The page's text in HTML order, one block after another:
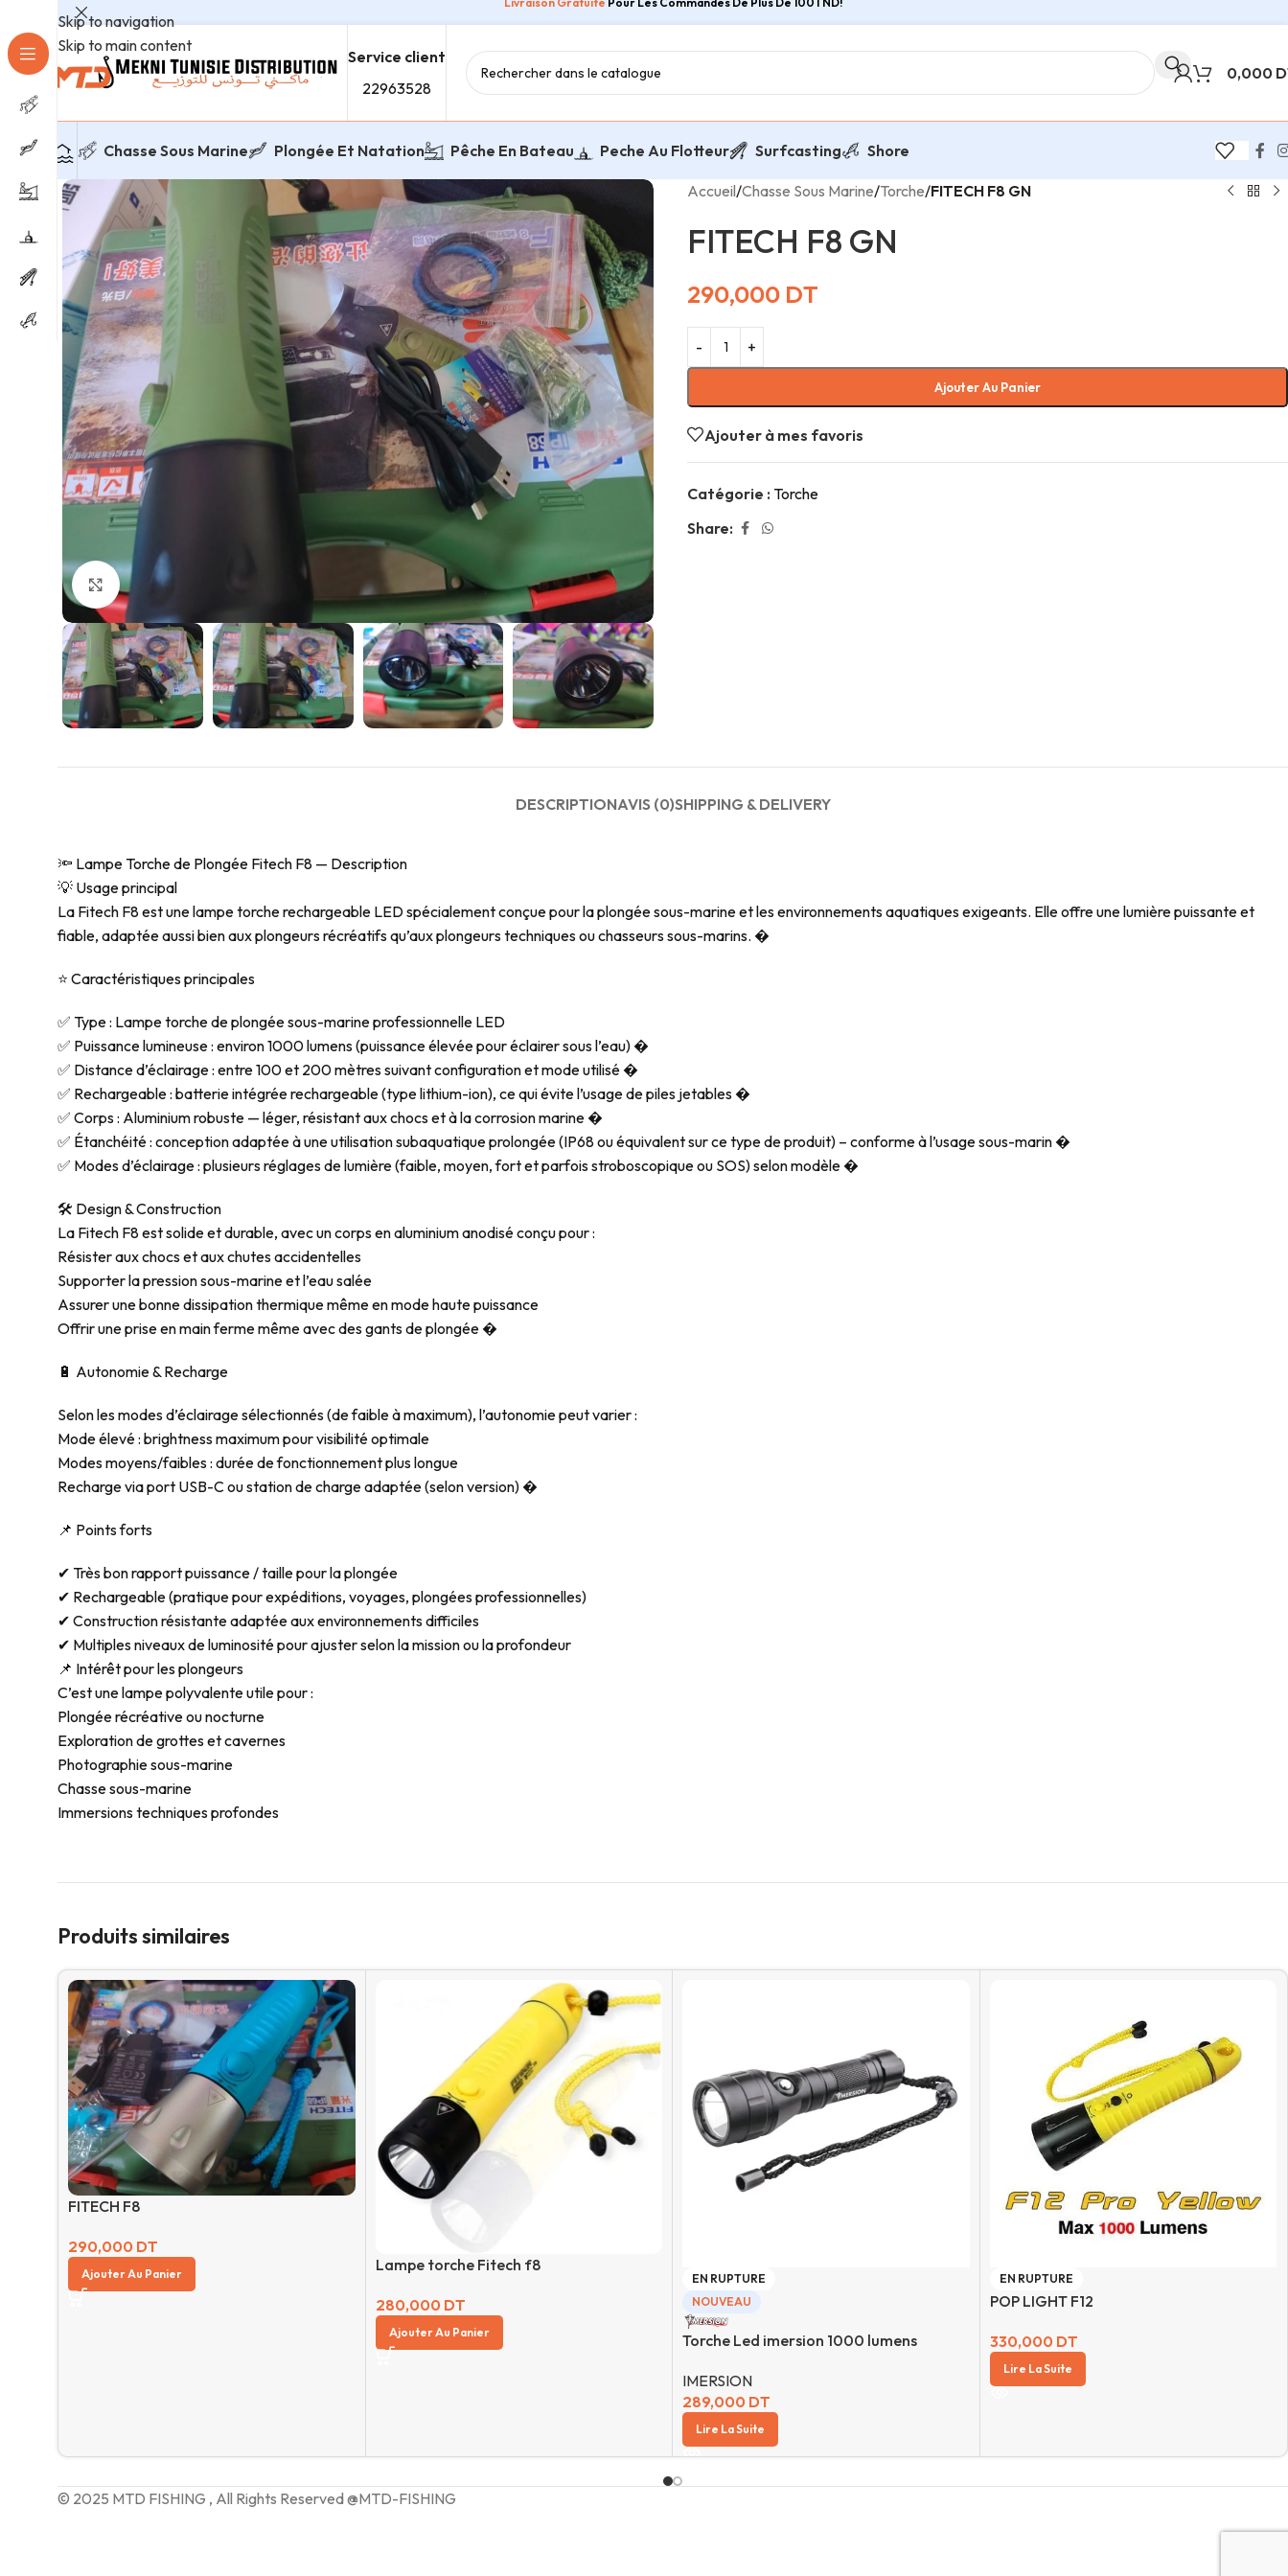
Skip to navigation
Skip to main content
Service client
22963528
0,000
Chasse Sous Marine Plongée Et Natation Pêche En Bateau Peche Au Flotteur Surfcasting Shore
Agrandir
Accueil/Chasse Sous Marine/Torche/FITECH F8 GN
FITECH F8 GN
290,000 DT
Ajouter Au Panier
Ajouter à mes favoris
Catégorie : Torche
Share:
DESCRIPTIONAVIS (0)SHIPPING & DELIVERY
🔦 Lampe Torche de Plongée Fitech F8 — Description
💡 Usage principal
La Fitech F8 est une lampe torche rechargeable LED spécialement conçue pour la plongée sous-marine et les environnements aquatiques exigeants. Elle offre une lumière puissante et
fiable, adaptée aussi bien aux plongeurs récréatifs qu’aux plongeurs techniques ou chasseurs sous-marins. �
⭐ Caractéristiques principales
✅ Type : Lampe torche de plongée sous-marine professionnelle LED
✅ Puissance lumineuse : environ 1000 lumens (puissance élevée pour éclairer sous l’eau) �
✅ Distance d’éclairage : entre 100 et 200 mètres suivant configuration et mode utilisé �
✅ Rechargeable : batterie intégrée rechargeable (type lithium-ion), ce qui évite l’usage de piles jetables �
✅ Corps : Aluminium robuste — léger, résistant aux chocs et à la corrosion marine �
✅ Étanchéité : conception adaptée à une utilisation subaquatique prolongée (IP68 ou équivalent sur ce type de produit) – conforme à l’usage sous-marin �
✅ Modes d’éclairage : plusieurs réglages de lumière (faible, moyen, fort et parfois stroboscopique ou SOS) selon modèle �
🛠️ Design & Construction
La Fitech F8 est solide et durable, avec un corps en aluminium anodisé conçu pour :
Résister aux chocs et aux chutes accidentelles
Supporter la pression sous-marine et l’eau salée
Assurer une bonne dissipation thermique même en mode haute puissance
Offrir une prise en main ferme même avec des gants de plongée �
🔋 Autonomie & Recharge
Selon les modes d’éclairage sélectionnés (de faible à maximum), l’autonomie peut varier :
Mode élevé : brightness maximum pour visibilité optimale
Modes moyens/faibles : durée de fonctionnement plus longue
Recharge via port USB-C ou station de charge adaptée (selon version) �
📌 Points forts
✔ Très bon rapport puissance / taille pour la plongée
✔ Rechargeable (pratique pour expéditions, voyages, plongées professionnelles)
✔ Construction résistante adaptée aux environnements difficiles
✔ Multiples niveaux de luminosité pour ajuster selon la mission ou la profondeur
📌 Intérêt pour les plongeurs
C’est une lampe polyvalente utile pour :
Plongée récréative ou nocturne
Exploration de grottes et cavernes
Photographie sous-marine
Chasse sous-marine
Immersions techniques profondes
Produits similaires
FITECH F8
290,000 DT
Ajouter Au Panier Lampe torche Fitech f8
280,000 DT
Ajouter Au Panier
EN RUPTURE
NOUVEAU
Torche Led imersion 1000 lumens
IMERSION
289,000 DT
Lire La Suite
EN RUPTURE
POP LIGHT F12
330,000 DT
Lire La Suite
© 2025 MTD FISHING , All Rights Reserved @MTD-FISHING